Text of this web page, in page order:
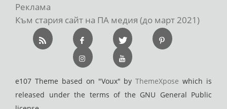
Реклама
Към стария сайт на ПА медия (до март 2021)
e107 Theme based on "Voux" byThemeXpose which is
released under the terms of the GNU General Public